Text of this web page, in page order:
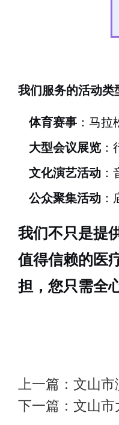
我们服务的活动类
体育赛事 ：马
大型会议展览
文化演艺活动
公众聚集活动
我们不只是提
值得信赖的医
担，您只需全
上一篇： 文山市
下一篇： 文山市